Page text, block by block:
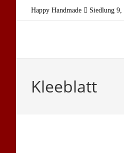
Inhalt
Happy Handmade Siedlung
Kleeblatt